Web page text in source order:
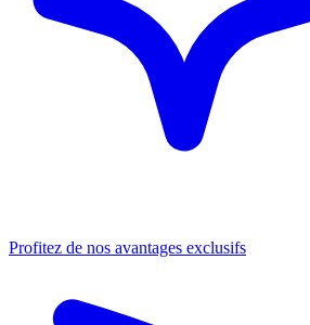
Profitez de nos avantages exclusifs